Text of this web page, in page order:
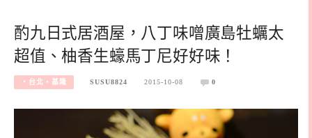
酌九日式居酒屋，八丁味噌廣島牡蠣太
超值、柚香生蠔馬丁尼好好味！
‧台北、基隆 SUSU8824 2015-10-08 0